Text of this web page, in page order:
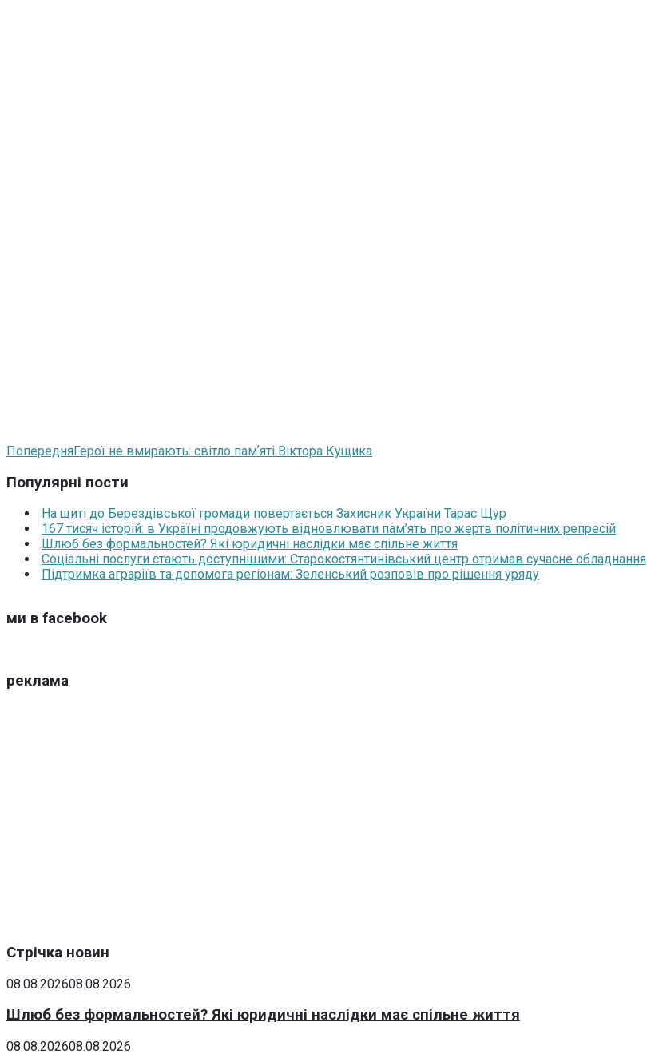
ПопередняГерої не вмирають: світло памʼяті Віктора Кущика
Популярні пости
На щиті до Берездівської громади повертається Захисник України Тарас Щур
167 тисяч історій: в Україні продовжують відновлювати пам’ять про жертв політичних репресій
Шлюб без формальностей? Які юридичні наслідки має спільне життя
Соціальні послуги стають доступнішими: Старокостянтинівський центр отримав сучасне обладнання
Підтримка аграріїв та допомога регіонам: Зеленський розповів про рішення уряду
ми в facebook
реклама
Стрічка новин
08.08.202608.08.2026
Шлюб без формальностей? Які юридичні наслідки має спільне життя
08.08.202608.08.2026